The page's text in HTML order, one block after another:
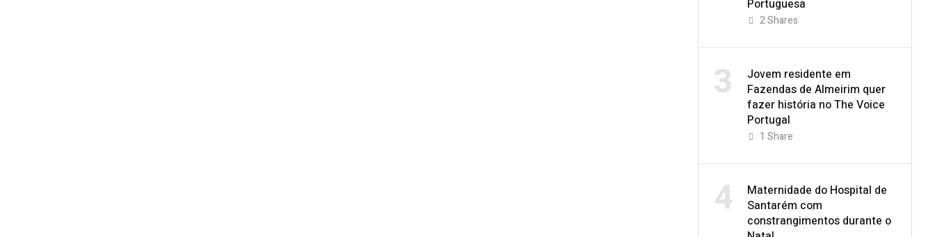
Portuguesa
2Shares
3
Jovem residente em
Fazendas de Almeirim quer
fazer história no The Voice
Portugal
1 Share
4
Maternidade do Hospital de
Santarém com
constrangimentos durante o